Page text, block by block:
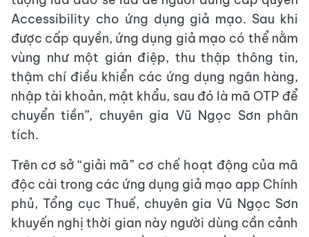
Accessibility cho ứng dụng giả mạo. Sau khi
được cấp quyền, ứng dụng giả mạo có thể nằm
vùng như một gián điệp, thu thập thông tin,
thậm chí điều khiển các ứng dụng ngân hàng,
nhập tài khoản, mật khẩu, sau đó là mã OTP để
chuyển tiền”, chuyên gia Vũ Ngọc Sơn phân
tích.
Trên cơ sở “giải mã” cơ chế hoạt động của mã
độc cài trong các ứng dụng giả mạo app Chính
phủ, Tổng cục Thuế, chuyên gia Vũ Ngọc Sơn
khuyến nghị thời gian này người dùng cần cảnh